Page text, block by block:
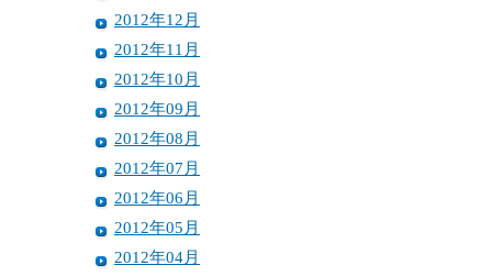
2012年12月
2012年11月
2012年10月
2012年09月
2012年08月
2012年07月
2012年06月
2012年05月
2012年04月